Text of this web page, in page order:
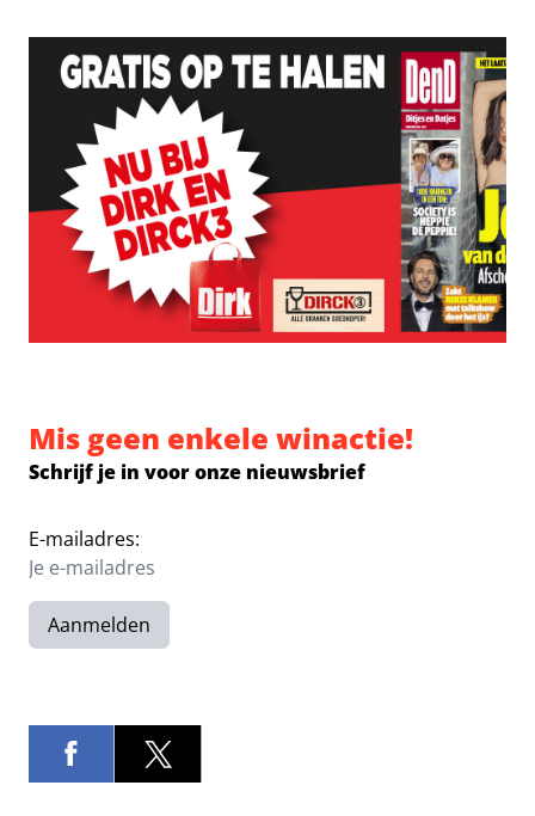
Mis geen enkele winactie!
Schrijf je in voor onze nieuwsbrief
E-mailadres:
Aanmelden